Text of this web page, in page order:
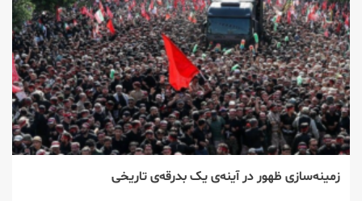
زمینه‌سازی ظهور در آینه‌ی یک بدرقه‌ی تاریخی